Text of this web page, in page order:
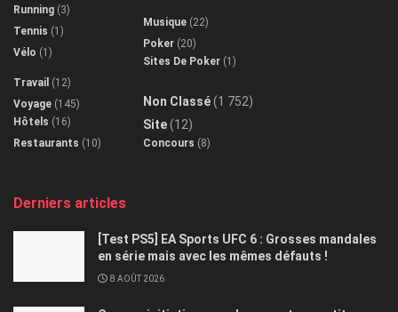
Running (3)
Tennis (1)
Vélo (1)
Travail (12)
Voyage (145)
Hôtels (16)
Restaurants (10)
Musique (22)
Poker (20)
Sites De Poker (1)
Non Classé(1 752)
Site(12)
Concours (8)
Derniers articles
[Test PS5] EA Sports UFC 6 : Grosses mandales
en série mais avec les mêmes défauts !
8 AOÛT 2026